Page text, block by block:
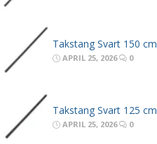
Takstang Svart 150 cm
APRIL 25, 2026 0
Takstang Svart 125 cm
APRIL 25, 2026 0